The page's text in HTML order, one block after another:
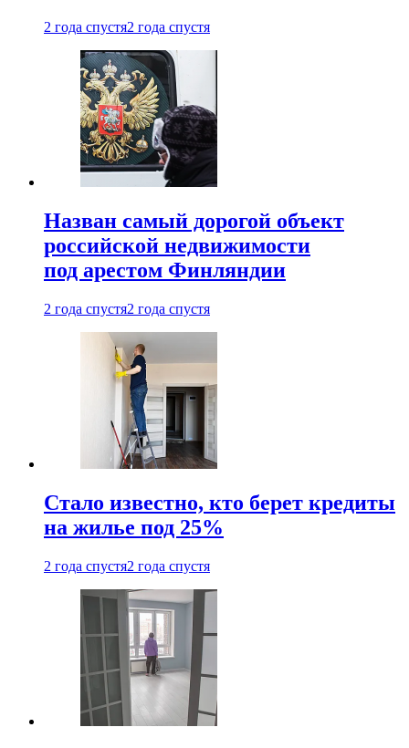
2 года спустя2 года спустя
Назван самый дорогой объект
российской недвижимости
под арестом Финляндии
2 года спустя2 года спустя
Стало известно, кто берет кредиты
на жилье под 25%
2 года спустя2 года спустя